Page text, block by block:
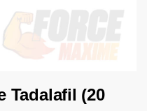
Tadalafil (20